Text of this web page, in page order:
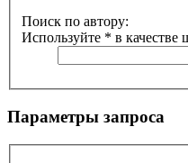
Поиск по автору:
Используйте * в качестве
Параметры запроса